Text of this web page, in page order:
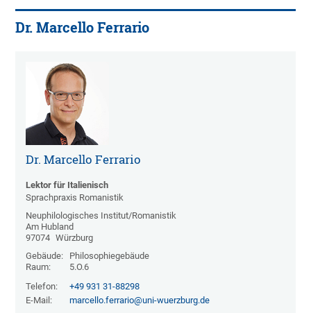
Dr. Marcello Ferrario
Dr. Marcello Ferrario
Lektor für Italienisch
Sprachpraxis Romanistik
Neuphilologisches Institut/Romanistik
Am Hubland
97074 Würzburg
Gebäude:
Philosophiegebäude
Raum:
5.O.6
Telefon:
+49 931 31-88298
E-Mail:
marcello.ferrario@uni-wuerzburg.de